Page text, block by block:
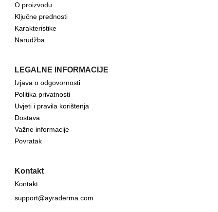
O proizvodu
Ključne prednosti
Karakteristike
Narudžba
LEGALNE INFORMACIJE
Izjava o odgovornosti
Politika privatnosti
Uvjeti i pravila korištenja
Dostava
Važne informacije
Povratak
Kontakt
Kontakt
support@ayraderma.com